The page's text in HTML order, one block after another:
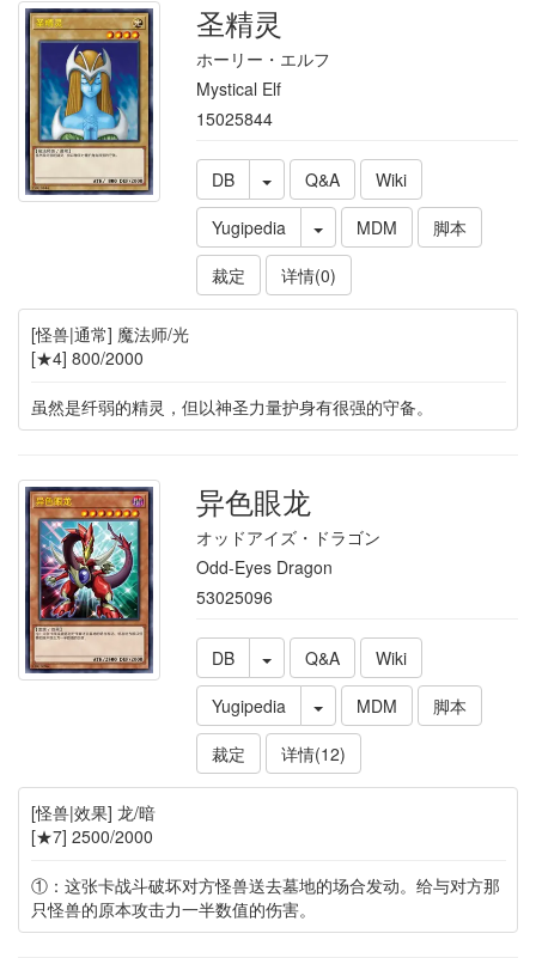
圣精灵
ホーリー・エルフ
Mystical Elf
15025844
DB Q&A
Wiki
Yugipedia
MDM
脚本
裁定
详情(0)
[怪兽|通常] 魔法师/光
[★4] 800/2000
虽然是纤弱的精灵，但以神圣力量护身有很强的守备。
异色眼龙
オッドアイズ・ドラゴン
Odd-Eyes Dragon
53025096
DB Q&A
Wiki
Yugipedia
MDM
脚本
裁定
详情(12)
[怪兽|效果] 龙/暗
[★7] 2500/2000
①：这张卡战斗破坏对方怪兽送去墓地的场合发动。给与对方那
只怪兽的原本攻击力一半数值的伤害。